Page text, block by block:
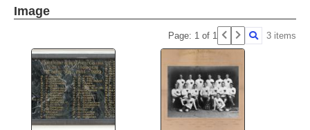
Image
Page: 1 of 1 3 items